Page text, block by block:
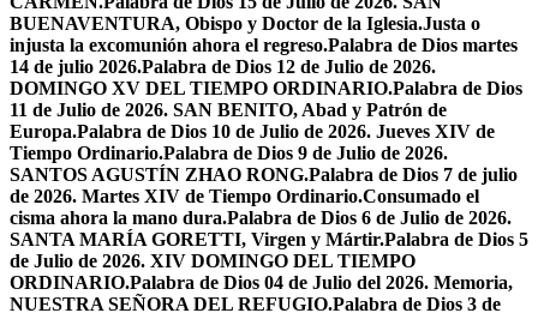
BUENAVENTURA, Obispo y Doctor de la Iglesia.Justa o
injusta la excomunión ahora el regreso.Palabra de Dios martes
14 de julio 2026.Palabra de Dios 12 de Julio de 2026.
DOMINGO XV DEL TIEMPO ORDINARIO.Palabra de Dios
11 de Julio de 2026. SAN BENITO, Abad y Patrón de
Europa.Palabra de Dios 10 de Julio de 2026. Jueves XIV de
Tiempo Ordinario.Palabra de Dios 9 de Julio de 2026.
SANTOS AGUSTÍN ZHAO RONG.Palabra de Dios 7 de julio
de 2026. Martes XIV de Tiempo Ordinario.Consumado el
cisma ahora la mano dura.Palabra de Dios 6 de Julio de 2026.
SANTA MARÍA GORETTI, Virgen y Mártir.Palabra de Dios 5
de Julio de 2026. XIV DOMINGO DEL TIEMPO
ORDINARIO.Palabra de Dios 04 de Julio del 2026. Memoria,
NUESTRA SEÑORA DEL REFUGIO.Palabra de Dios 3 de